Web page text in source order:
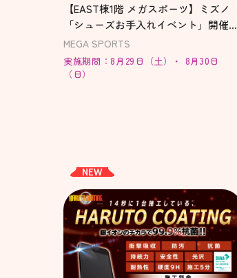
【EAST棟1階 メガスポーツ】ミズノ
「シューズお手入れイベント」開催！
みんなでシューズをピカピカにしよ
う！
MEGA SPORTS
実施期間：8月29日（土）・ 8月30日
（日）
NEW